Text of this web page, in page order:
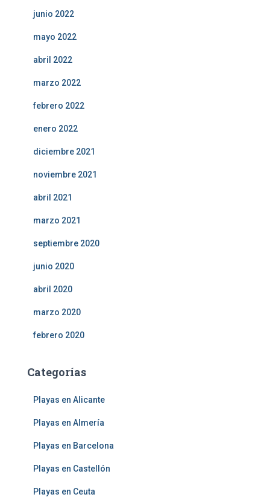
junio 2022
mayo 2022
abril 2022
marzo 2022
febrero 2022
enero 2022
diciembre 2021
noviembre 2021
abril 2021
marzo 2021
septiembre 2020
junio 2020
abril 2020
marzo 2020
febrero 2020
Categorías
Playas en Alicante
Playas en Almería
Playas en Barcelona
Playas en Castellón
Playas en Ceuta